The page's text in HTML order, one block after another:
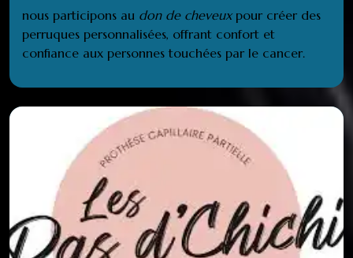
nous participons au don de cheveuxpour créer des
perruques personnalisées, offrant confort et
confiance aux personnes touchées par le cancer.